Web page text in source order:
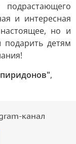
и интересная
но и
детям
,
канал